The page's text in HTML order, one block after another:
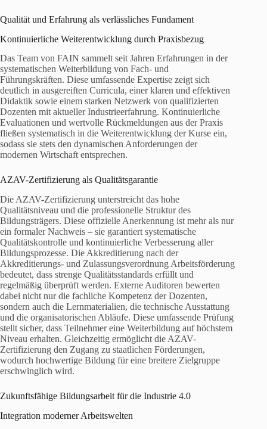
Qualität und Erfahrung als verlässliches Fundament
Kontinuierliche Weiterentwicklung durch Praxisbezug
Das Team von FAIN sammelt seit Jahren Erfahrungen in der
systematischen Weiterbildung von Fach- und
Führungskräften. Diese umfassende Expertise zeigt sich
deutlich in ausgereiften Curricula, einer klaren und effektiven
Didaktik sowie einem starken Netzwerk von qualifizierten
Dozenten mit aktueller Industrieerfahrung. Kontinuierliche
Evaluationen und wertvolle Rückmeldungen aus der Praxis
fließen systematisch in die Weiterentwicklung der Kurse ein,
sodass sie stets den dynamischen Anforderungen der
modernen Wirtschaft entsprechen.
AZAV-Zertifizierung als Qualitätsgarantie
Die AZAV-Zertifizierung unterstreicht das hohe
Qualitätsniveau und die professionelle Struktur des
Bildungsträgers. Diese offizielle Anerkennung ist mehr als nur
ein formaler Nachweis – sie garantiert systematische
Qualitätskontrolle und kontinuierliche Verbesserung aller
Bildungsprozesse. Die Akkreditierung nach der
Akkreditierungs- und Zulassungsverordnung Arbeitsförderung
bedeutet, dass strenge Qualitätsstandards erfüllt und
regelmäßig überprüft werden. Externe Auditoren bewerten
dabei nicht nur die fachliche Kompetenz der Dozenten,
sondern auch die Lernmaterialien, die technische Ausstattung
und die organisatorischen Abläufe. Diese umfassende Prüfung
stellt sicher, dass Teilnehmer eine Weiterbildung auf höchstem
Niveau erhalten. Gleichzeitig ermöglicht die AZAV-
Zertifizierung den Zugang zu staatlichen Förderungen,
wodurch hochwertige Bildung für eine breitere Zielgruppe
erschwinglich wird.
Zukunftsfähige Bildungsarbeit für die Industrie 4.0
Integration moderner Arbeitswelten